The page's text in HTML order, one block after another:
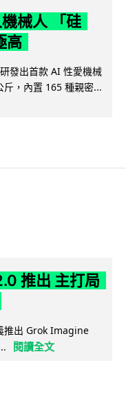
械人 「硅
高
發出首款 AI 性愛機械
，內置 165 種親密...
推出 主打局
推出 Grok Imagine
閱讀全文